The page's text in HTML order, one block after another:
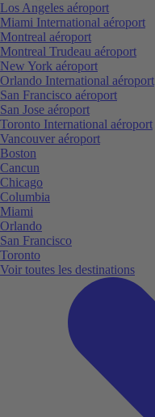
Los Angeles aéroport
Miami International aéroport
Montreal aéroport
Montreal Trudeau aéroport
New York aéroport
Orlando International aéroport
San Francisco aéroport
San Jose aéroport
Toronto International aéroport
Vancouver aéroport
Boston
Cancun
Chicago
Columbia
Miami
Orlando
San Francisco
Toronto
Voir toutes les destinations